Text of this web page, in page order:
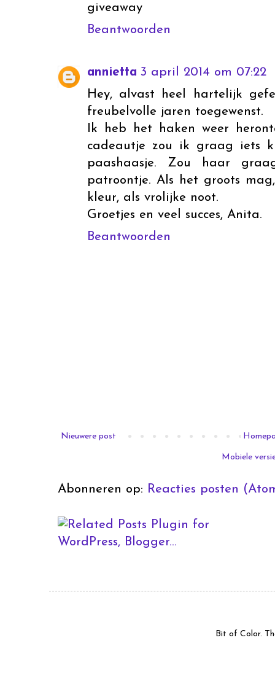
giveaway
Beantwoorden
annietta 3 april 2014 om 07:22
Hey, alvast heel hartelijk
freubelvolle jaren toegewenst.
Ik heb het haken weer
cadeautje zou ik graag iets
paashaasje. Zou haar
patroontje. Als het groots
kleur, als vrolijke noot.
Groetjes en veel succes, Anita.
Beantwoorden
Nieuwere post
Mobiele
Abonneren op: Reacties posten
Bit of Color.